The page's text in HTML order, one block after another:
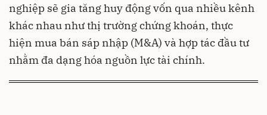
nghiệp sẽ gia tăng huy động vốn qua nhiều kênh
khác nhau như thị trường chứng khoán, thực
hiện mua bán sáp nhập (M&A) và hợp tác đầu tư
nhằm đa dạng hóa nguồn lực tài chính.